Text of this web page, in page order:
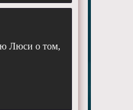
Люси о том,